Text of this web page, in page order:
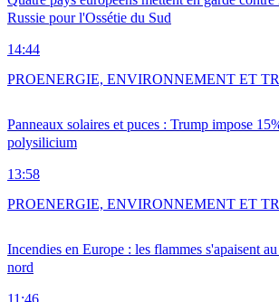
Russie pour l'Ossétie du Sud
14:44
Panneaux solaires et puces : Trump impose
polysilicium
13:58
PROENERGIE, ENVIRONNEMENT ET
Incendies en Europe : les flammes s'apaisent
nord
PROENERGIE, ENVIRONNEMENT ET